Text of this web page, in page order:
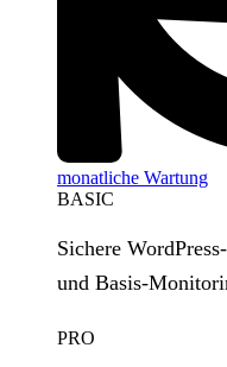
monatliche Wartung
BASIC
Sichere
und
PRO